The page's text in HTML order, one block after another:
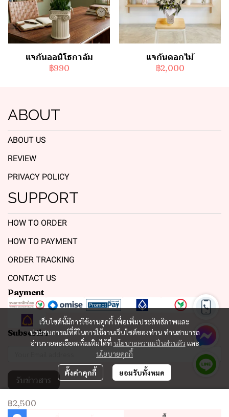
แจกันออนิโธกาลัม
฿990
แจกันดอกไม้
฿2,000
฿2,500
เว็บไซต์นี้มีการใช้งานคุกกี้ เพื่อเพิ่มประสิทธิภาพและ
ประสบการณ์ที่ดีในการใช้งานเว็บไซต์ของท่าน ท่านสามารถ
อ่านรายละเอียดเพิ่มเติมได้ที่ นโยบายความเป็นส่วนตัว และ
นโยบายคุกกี้
ตั้งค่าคุกกี้ ยอมรับทั้งหมด
ABOUT
ABOUT US
REVIEW
PRIVACY POLICY
SUPPORT
HOW TO ORDER
HOW TO PAYMENT
ORDER TRACKING
CONTACT US
Payment
Subscribe
รับข่าวสาร
Copyright 2023 | All Rights Reserved | Powered by MWE